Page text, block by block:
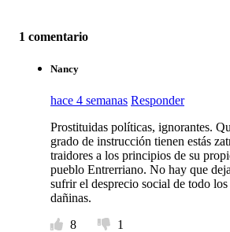
1 comentario
Nancy
hace 4 semanas Responder
Prostituidas políticas, ignorantes.
grado de instrucción tienen estás
traidores a los principios de su
pueblo Entrerriano. No hay que
sufrir el desprecio social de todo
dañinas.
8
1